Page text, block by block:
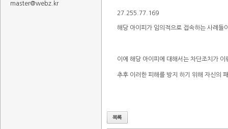
master@webz.kr
27.255.77.169
해당 아이피가 임의적으로 접속하는 사례들
이에 해당 아이피에 대해서는 차단조치가 이
추후 이러한 피해를 방지 하기 위해 자신의